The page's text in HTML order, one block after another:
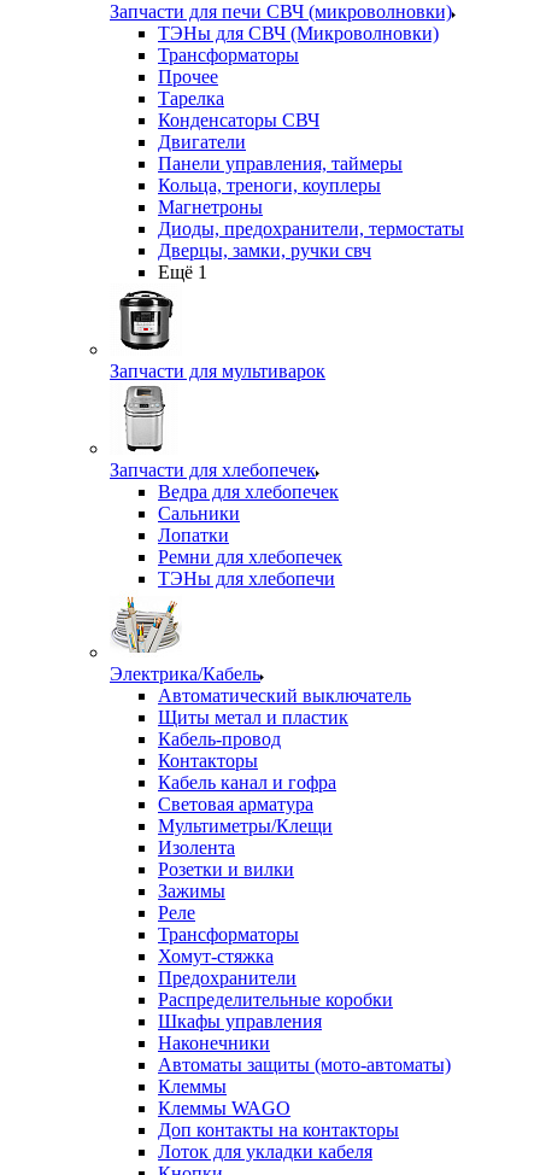
Запчасти для печи СВЧ (микроволновки)
ТЭНы для СВЧ (Микроволновки)
Трансформаторы
Прочее
Тарелка
Конденсаторы СВЧ
Двигатели
Панели управления, таймеры
Кольца, треноги, коуплеры
Магнетроны
Диоды, предохранители, термостаты
Дверцы, замки, ручки свч
Ещё 1
Запчасти для мультиварок
Запчасти для хлебопечек
Ведра для хлебопечек
Сальники
Лопатки
Ремни для хлебопечек
ТЭНы для хлебопечи
Электрика/Кабель
Автоматический выключатель
Щиты метал и пластик
Кабель-провод
Контакторы
Кабель канал и гофра
Световая арматура
Мультиметры/Клещи
Изолента
Розетки и вилки
Зажимы
Реле
Трансформаторы
Хомут-стяжка
Предохранители
Распределительные коробки
Шкафы управления
Наконечники
Автоматы защиты (мото-автоматы)
Клеммы
Клеммы WAGO
Доп контакты на контакторы
Лоток для укладки кабеля